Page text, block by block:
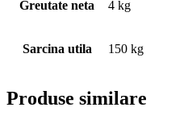
Greutate neta 4 kg
Sarcina utila 150 kg
Produse similare